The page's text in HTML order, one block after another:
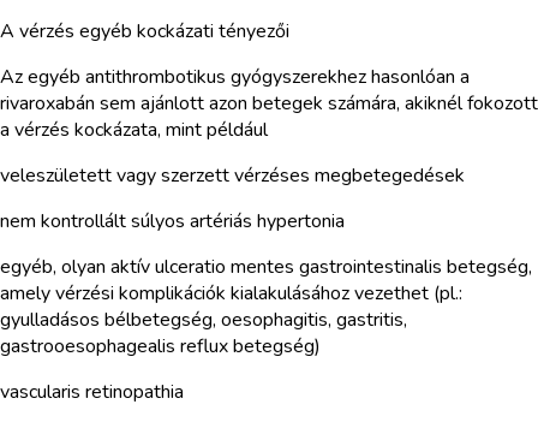
A vérzés egyéb kockázati tényezői
Az egyéb antithrombotikus gyógyszerekhez hasonlóan a
rivaroxabán sem ajánlott azon betegek számára, akiknél fokozott
a vérzés kockázata, mint például
veleszületett vagy szerzett vérzéses megbetegedések
nem kontrollált súlyos artériás hypertonia
egyéb, olyan aktív ulceratio mentes gastrointestinalis betegség,
amely vérzési komplikációk kialakulásához vezethet (pl.:
gyulladásos bélbetegség, oesophagitis, gastritis,
gastrooesophagealis reflux betegség)
vascularis retinopathia